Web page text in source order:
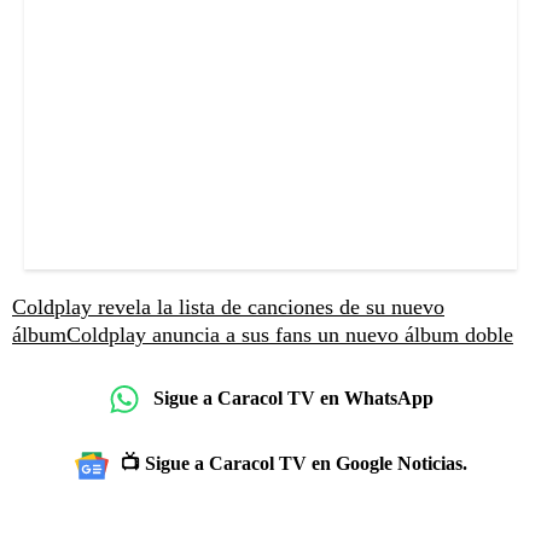
Coldplay revela la lista de canciones de su nuevo
álbumColdplay anuncia a sus fans un nuevo álbum doble
Sigue a Caracol TV en WhatsApp
📺 Sigue a Caracol TV en Google Noticias.